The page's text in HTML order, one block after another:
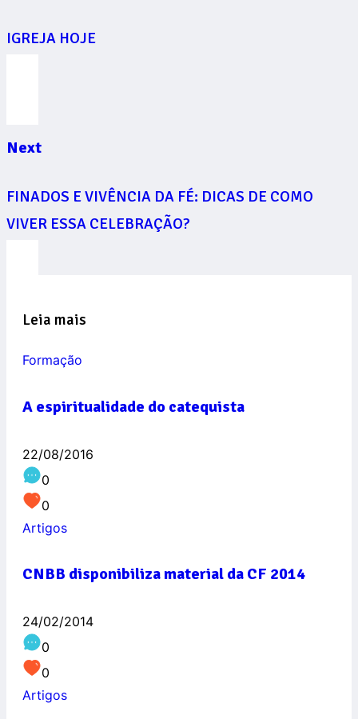
IGREJA HOJE
Next
FINADOS E VIVÊNCIA DA FÉ: DICAS DE COMO
VIVER ESSA CELEBRAÇÃO?
Leia mais
Formação
A espiritualidade do catequista
22/08/2016
0
0
Artigos
CNBB disponibiliza material da CF 2014
24/02/2014
0
0
Artigos